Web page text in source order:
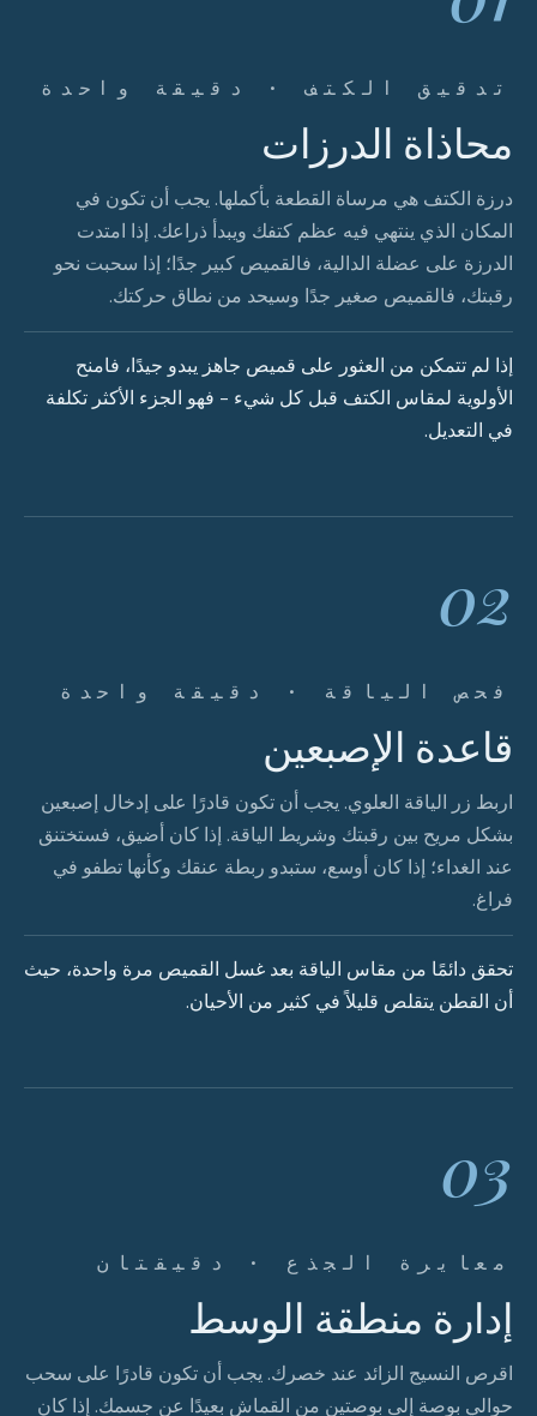
تدقيق الكتف · دقيقة واحدة
محاذاة الدرزات
درزة الكتف هي مرساة القطعة بأكملها. يجب أن تكون في
المكان الذي ينتهي فيه عظم كتفك ويبدأ ذراعك. إذا امتدت
الدرزة على عضلة الدالية، فالقميص كبير جدًا؛ إذا سحبت نحو
رقبتك، فالقميص صغير جدًا وسيحد من نطاق حركتك.
إذا لم تتمكن من العثور على قميص جاهز يبدو جيدًا، فامنح
الأولوية لمقاس الكتف قبل كل شيء - فهو الجزء الأكثر تكلفة
في التعديل.
02
فحص الياقة · دقيقة واحدة
قاعدة الإصبعين
اربط زر الياقة العلوي. يجب أن تكون قادرًا على إدخال إصبعين
بشكل مريح بين رقبتك وشريط الياقة. إذا كان أضيق، فستختنق
عند الغداء؛ إذا كان أوسع، ستبدو ربطة عنقك وكأنها تطفو في
فراغ.
تحقق دائمًا من مقاس الياقة بعد غسل القميص مرة واحدة، حيث
أن القطن يتقلص قليلاً في كثير من الأحيان.
03
معايرة الجذع · دقيقتان
إدارة منطقة الوسط
اقرص النسيج الزائد عند خصرك. يجب أن تكون قادرًا على سحب
حوالي بوصة إلى بوصتين من القماش بعيدًا عن جسمك. إذا كان